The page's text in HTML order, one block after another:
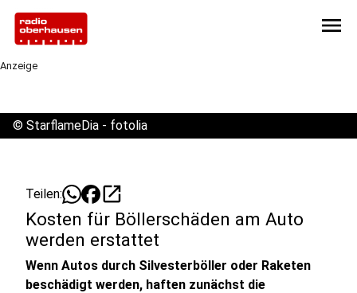
menu
Anzeige
© StarflameDia - fotolia
Teilen: open_in_new
Kosten für Böllerschäden am Auto
werden erstattet
Wenn Autos durch Silvesterböller oder Raketen
beschädigt werden, haften zunächst die